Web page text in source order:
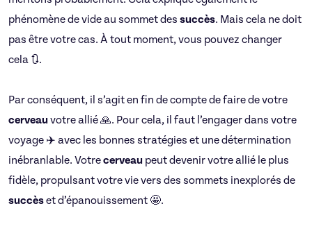
phénomène de vide au sommet des succès. Mais cela ne doit
pas être votre cas. À tout moment, vous pouvez changer
cela 🔃.
Par conséquent, il s’agit en fin de compte de faire de votre
cerveauvotre allié 🙏. Pour cela, il faut l’engager dans votre
voyage ✈️ avec les bonnes stratégies et une détermination
inébranlable. Votrecerveau peut devenir votre allié le plus
fidèle, propulsant votre vie vers des sommets inexplorés de
succèset d’épanouissement 🤩.